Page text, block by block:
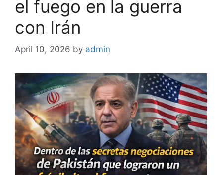
el fuego en la guerra
con Irán
April 10, 2026 by admin